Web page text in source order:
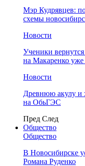
Мэр Кудрявцев:
схемы
Новости
Ученики
на Макаренко
Новости
Древнюю акулу и
на ОбьГЭС
Пред След
Общество
Общество
В Новосибирске
Романа Руденко